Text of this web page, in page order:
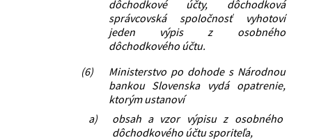
dôchodkové účty, dôchodková
správcovská spoločnosť vyhotoví
jeden výpis z osobného
dôchodkového účtu.
(6)
Ministerstvo po dohode s Národnou
bankou Slovenska vydá opatrenie,
ktorým ustanoví
a)
obsah a vzor výpisu z osobného
dôchodkového účtu sporiteľa,